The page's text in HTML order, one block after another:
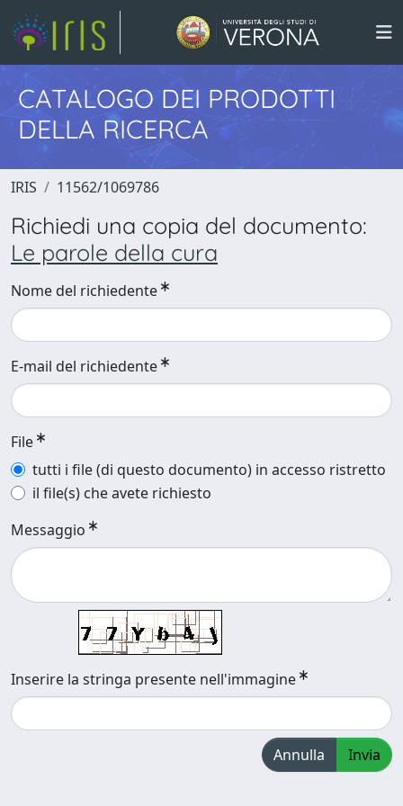
CATALOGO DEI PRODOTTI
DELLA RICERCA
IRIS 11562/1069786
Richiedi una copia del documento:
Le parole della cura
Nome del richiedente
E-mail del richiedente
File
tutti i file (di questo documento) in accesso ristretto
il file(s) che avete richiesto
Messaggio
Inserire la stringa presente nell'immagine
Annulla Invia